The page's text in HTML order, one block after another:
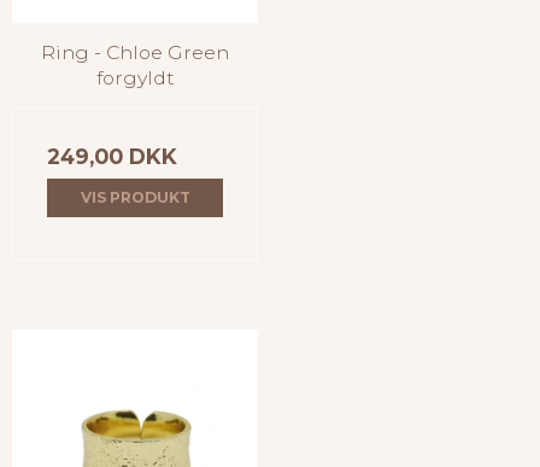
Ring - Chloe Green
forgyldt
249,00 DKK
VIS PRODUKT